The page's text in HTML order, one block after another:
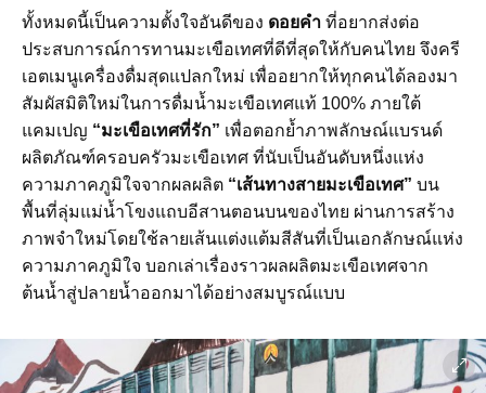
ทั้งหมดนี้เป็นความตั้งใจอันดีของ ดอยคำ ที่อยากส่งต่อ
ประสบการณ์การทานมะเขือเทศที่ดีที่สุดให้กับคนไทย จึงครี
เอตเมนูเครื่องดื่มสุดแปลกใหม่ เพื่ออยากให้ทุกคนได้ลองมา
สัมผัสมิติใหม่ในการดื่มน้ำมะเขือเทศแท้ 100% ภายใต้
แคมเปญ “มะเขือเทศที่รัก” เพื่อตอกย้ำภาพลักษณ์แบรนด์
ผลิตภัณฑ์ครอบครัวมะเขือเทศ ที่นับเป็นอันดับหนึ่งแห่ง
ความภาคภูมิใจจากผลผลิต “เส้นทางสายมะเขือเทศ” บน
พื้นที่ลุ่มแม่น้ำโขงแถบอีสานตอนบนของไทย ผ่านการสร้าง
ภาพจำใหม่โดยใช้ลายเส้นแต่งแต้มสีสันที่เป็นเอกลักษณ์แห่ง
ความภาคภูมิใจ บอกเล่าเรื่องราวผลผลิตมะเขือเทศจาก
ต้นน้ำสู่ปลายน้ำออกมาได้อย่างสมบูรณ์แบบ